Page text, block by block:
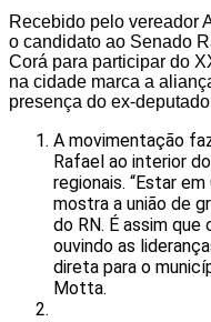
Recebido pelo vereador
o candidato ao Senado
Corá para participar do
na cidade marca a
presença do ex-
A movimentação
Rafael ao interior
regionais. “Estar
mostra a união de
do RN. É assim
ouvindo as
direta para o
Motta.